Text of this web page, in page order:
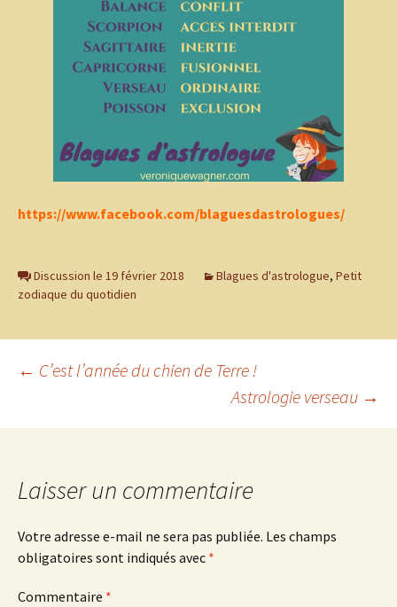
https://www.facebook.com/blaguesdastrologues/
Discussion le 19 février 2018 Blagues d'astrologue, Petit
zodiaque du quotidien
Navigation
des
articles
← C’est l’année du chien de Terre !
Astrologie verseau →
Laisser un commentaire
Votre adresse e-mail ne sera pas publiée. Les champs
obligatoires sont indiqués avec *
Commentaire *